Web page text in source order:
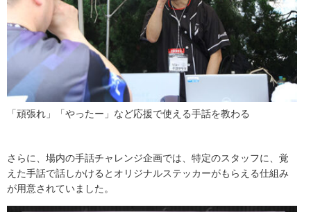
「頑張れ」「やったー」など応援で使える手話を教わる
さらに、場内の手話チャレンジ企画では、特定のスタッフに、覚
えた手話で話しかけるとオリジナルステッカーがもらえる仕組み
が用意されていました。